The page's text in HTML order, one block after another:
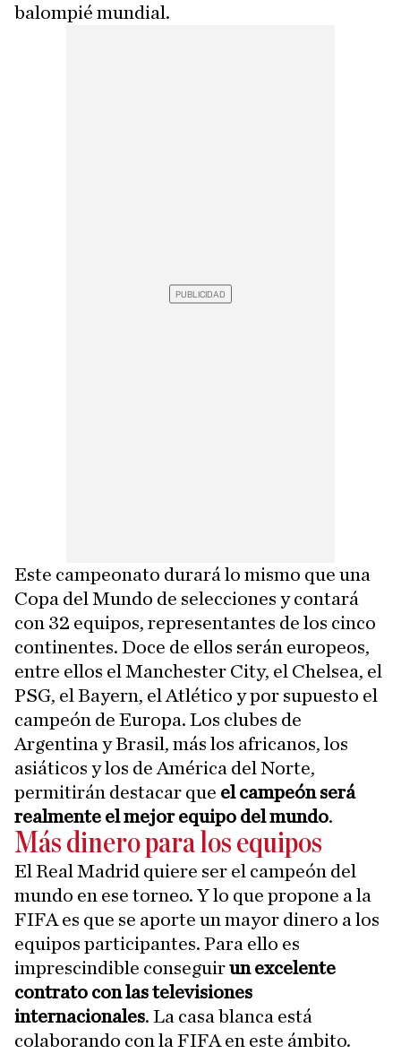
balompié mundial.
Este campeonato durará lo mismo que una
Copa del Mundo de selecciones y contará
con 32 equipos, representantes de los cinco
continentes. Doce de ellos serán europeos,
entre ellos el Manchester City, el Chelsea, el
PSG, el Bayern, el Atlético y por supuesto el
campeón de Europa. Los clubes de
Argentina y Brasil, más los africanos, los
asiáticos y los de América del Norte,
permitirán destacar que el campeón será
realmente el mejor equipo del mundo.
Más dinero para los equipos
El Real Madrid quiere ser el campeón del
mundo en ese torneo. Y lo que propone a la
FIFA es que se aporte un mayor dinero a los
equipos participantes. Para ello es
imprescindible conseguirun excelente
contrato con las televisiones
internacionales. La casa blanca está
colaborando con la FIFA en este ámbito.